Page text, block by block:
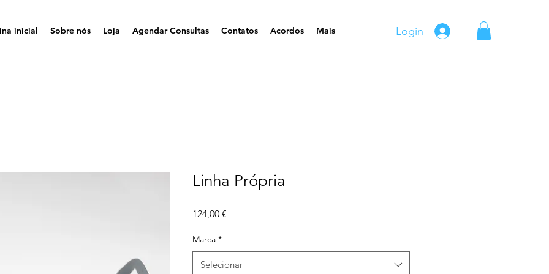
inicial Sobre nós Loja Agendar Consultas Contatos Acordos Mais Login
Linha Própria
124,00 €
Marca *
Selecionar